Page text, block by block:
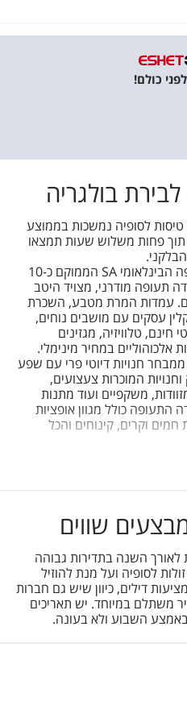
כולם!
בולגריה
לסופיה נמשכות בממוצע
תוך פחות משלוש שעות תמצאו
הבינלאומי SA
הממוקם כ-10
תעופה מודרני, מצויד היטב
עמדות המרת מטבע, השכרת
עסקים עם מושבים נוחים,
טלוויזיה, מגזינים
אלכוהוליים במחיר מינימלי.
חנויות דיוטי פרי עם שפע
המוכרות צעצועים,
משקפיים ועוד מתנות
כולל מגוון אופציות
וקרים, קינוחים והכל
במגוון דרכים: על ידי
המחברים את מרכז העיר
שווים
לאורך השנה בתדירות גבוהה
לסופיה ועל מנת להוזיל
דילים, כיוון שיש גם חברות
משתלם במיוחד. יש תאריכים
השבוע ולא בעונה.